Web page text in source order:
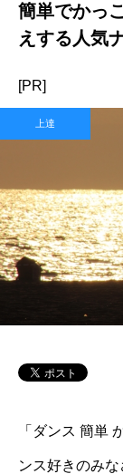
簡単でかっ
えする人気
[PR]
上達
「ダンス 簡単
ンス好きのみ